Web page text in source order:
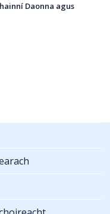
Daonna agus